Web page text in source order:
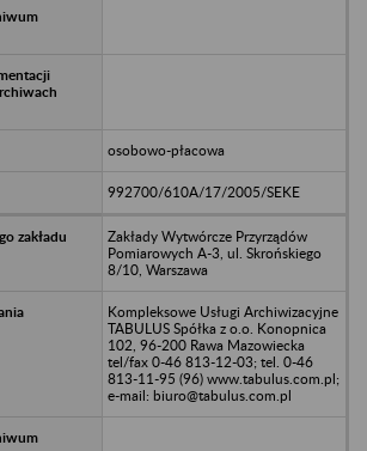
osobowo-płacowa
992700/610A/17/2005/SEKE
Zakłady Wytwórcze Przyrządów
Pomiarowych A-3, ul. Skrońskiego
8/10, Warszawa
Kompleksowe Usługi Archiwizacyjne
TABULUS Spółka z o.o. Konopnica
102, 96-200 Rawa Mazowiecka
tel/fax 0-46 813-12-03; tel. 0-46
813-11-95 (96) www.tabulus.com.pl;
e-mail: biuro@tabulus.com.pl